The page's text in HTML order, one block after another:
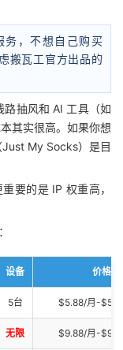
务，不想自己购买
搬瓦工官方出品的
路抽风和 AI 工具（如
其实很高。如果你想
My Socks）是目
要的是 IP 权重高，
设备 价格
5台 $5.88/月-
无限 $9.88/月-